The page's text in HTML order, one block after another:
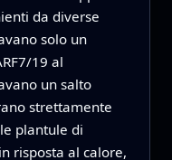
da diverse
solo un
19 al
un salto
strettamente
plantule di
risposta al calore,